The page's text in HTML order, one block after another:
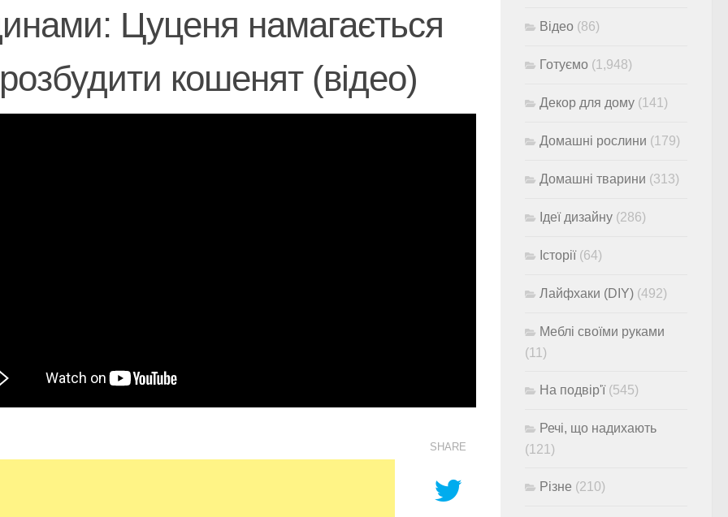
Цуценя намагається
кошенят (відео)
SHARE
Відео (86)
Готуємо (1,948)
Декор для дому (141)
Домашні рослини (179)
Домашні тварини (313)
Ідеї дизайну (286)
Історії(64)
Лайфхаки (DIY) (492)
Меблі своїми руками
(11)
На подвір'ї(545)
Речі, що надихають
(121)
Різне (210)